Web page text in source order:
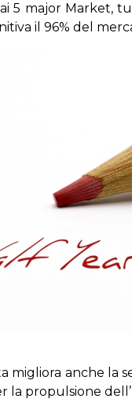
5 major Market,
il 96% del
mi­glio­ra an­che la
la pro­pul­sio­ne